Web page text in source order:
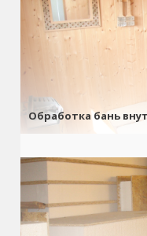
Обработка бань